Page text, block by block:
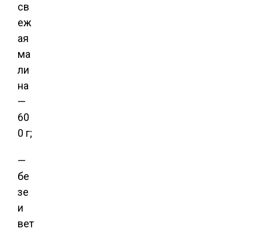
св
еж
ая
ма
ли
на
—
60
0 г;
—
бе
зе
и
вет